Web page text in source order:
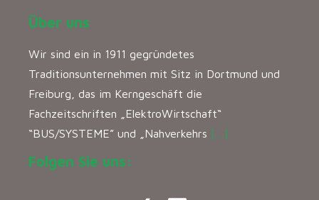
Über uns
Wir sind ein in 1911 gegründetes
Traditionsunternehmen mit Sitz in Dortmund und
Freiburg, das im Kerngeschäft die
Fachzeitschriften „ElektroWirtschaft“
“BUS/SYSTEME” und „Nahverkehrs […]
Folgen Sie uns: